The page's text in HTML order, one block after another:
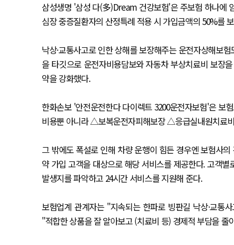
삼성생명 '삼성 다(多)Dream 건강보험'은 주보험 하나에
심장 중증질환자의 산정특례 적용 시 가입금액의 50%를
낙상·교통사고로 인한 상해를 보장해주는 운전자상해보
을 타깃으로 운전자비용담보와 자동차 부상치료비 보장
약을 강화했다.
한화손보 '안전운전한다 다이렉트 3200운전자보험'은 보
비용뿐 아니라 △보복운전자피해보장 △응급실내원치료
그 밖에도 폭설로 인해 차량 운행이 힘든 경우엔 보험사
약 가입 고객을 대상으로 해당 서비스를 제공한다. 고객
발생지를 파악하고 24시간 서비스를 지원해 준다.
보험업계 관계자는 "지속되는 한파로 빙판길 낙상·교통
"적합한 상품을 잘 알아보고 (치료비 등) 경제적 부담을 줄